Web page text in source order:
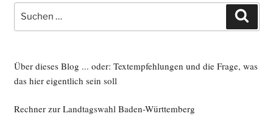
Suche
nach:
Über dieses Blog ... oder: Textempfehlungen und die Frage, was
das hier eigentlich sein soll
Rechner zur Landtagswahl Baden-Württemberg